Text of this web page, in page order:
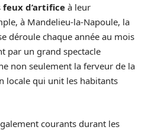
feux d’artifice à leur
à Mandelieu-la-Napoule, la
déroule chaque année au mois
par un grand spectacle
non seulement la ferveur de la
locale qui unit les habitants
courants durant les